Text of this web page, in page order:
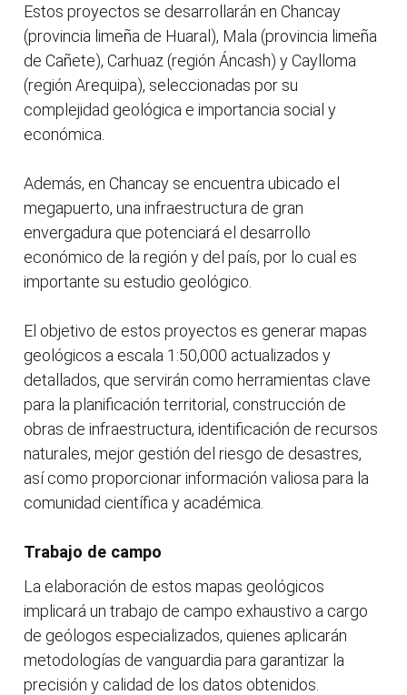
Estos proyectos se desarrollarán en Chancay
(provincia limeña de Huaral), Mala (provincia limeña
de Cañete), Carhuaz (región Áncash) y Caylloma
(región Arequipa), seleccionadas por su
complejidad geológica e importancia social y
económica.
Además, en Chancay se encuentra ubicado el
megapuerto, una infraestructura de gran
envergadura que potenciará el desarrollo
económico de la región y del país, por lo cual es
importante su estudio geológico.
El objetivo de estos proyectos es generar mapas
geológicos a escala 1:50,000 actualizados y
detallados, que servirán como herramientas clave
para la planificación territorial, construcción de
obras de infraestructura, identificación de recursos
naturales, mejor gestión del riesgo de desastres,
así como proporcionar información valiosa para la
comunidad científica y académica.
Trabajo de campo
La elaboración de estos mapas geológicos
implicará un trabajo de campo exhaustivo a cargo
de geólogos especializados, quienes aplicarán
metodologías de vanguardia para garantizar la
precisión y calidad de los datos obtenidos.